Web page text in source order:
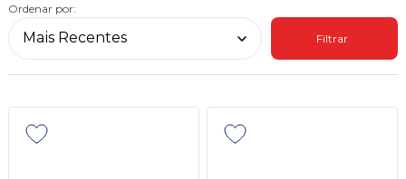
Ordenar por:
Filtrar